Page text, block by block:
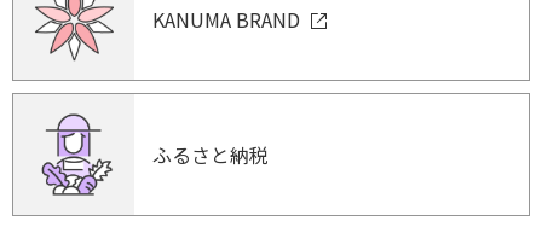
KANUMA BRAND
ふるさと納税